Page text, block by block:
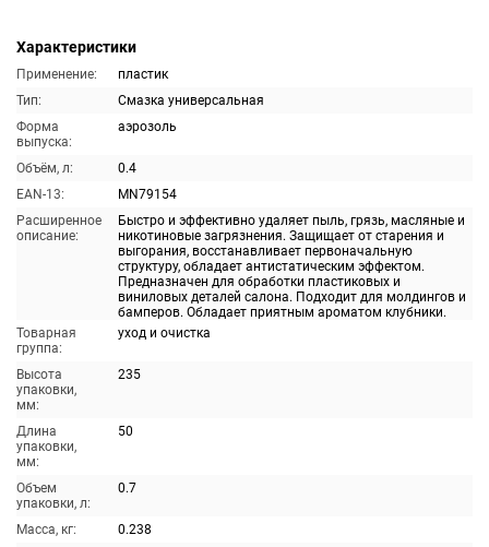
Характеристики
Применение:
пластик
Тип:
Смазка универсальная
Форма
выпуска:
аэрозоль
Объём, л:
0.4
EAN-13:
MN79154
Расширенное
описание:
Быстро и эффективно удаляет пыль, грязь, масляные и
никотиновые загрязнения. Защищает от старения и
выгорания, восстанавливает первоначальную
структуру, обладает антистатическим эффектом.
Предназначен для обработки пластиковых и
виниловых деталей салона. Подходит для молдингов и
бамперов. Обладает приятным ароматом клубники.
Товарная
группа:
уход и очистка
Высота
упаковки,
мм:
235
Длина
упаковки,
мм:
50
Объем
упаковки, л:
0.7
Масса, кг:
0.238